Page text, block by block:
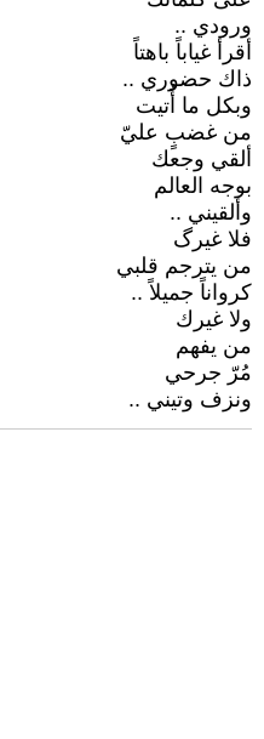
ورودي ..
أقرأ غياباً باهتاً
ذاك حضوري ..
وبكل ما أُتيت
من غضبٍ عليّ
ألقي وجعك
بوجه العالم
وألقيني ..
فلا غيرگ
من يترجم قلبي
كرواناً جميلاً ..
ولا غيرك
من يفهم
مُرّ جرحي
ونزف وتيني ..